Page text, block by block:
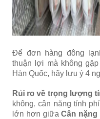
Để đơn hàng đông
thuận lợi mà không
Hàn Quốc, hãy lưu ý 4
Rủi ro về trọng lượng
không, cân nặng tính
lớn hơn giữaCân